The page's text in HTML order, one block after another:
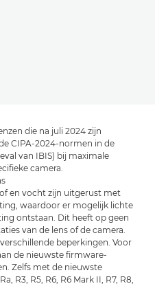
die na juli 2024 zijn
CIPA-2024-normen in de
van IBIS) bij maximale
camera.
en vocht zijn uitgerust met
waardoor er mogelijk lichte
ontstaan. Dit heeft op geen
van de lens of de camera.
beperkingen. Voor
de nieuwste firmware-
Zelfs met de nieuwste
R3, R5, R6, R6 Mark II, R7, R8,